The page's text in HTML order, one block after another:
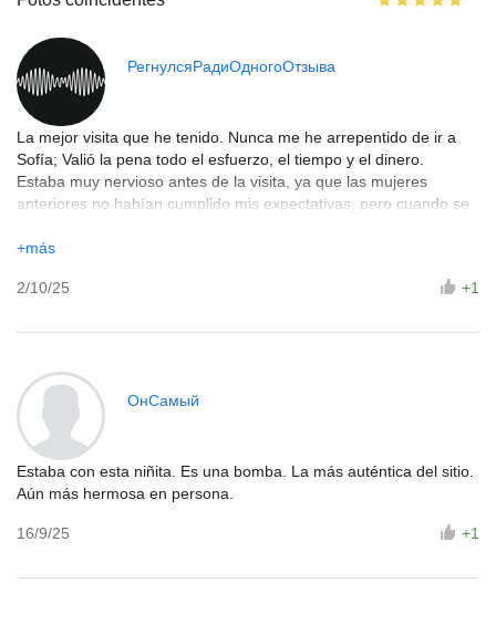
РегнулсяРадиОдногоОтзыва
La mejor visita que he tenido. Nunca me he arrepentido de ir a
Sofía; Valió la pena todo el esfuerzo, el tiempo y el dinero.
Estaba muy nervioso antes de la visita, ya que las mujeres
anteriores no habían cumplido mis expectativas, pero cuando se
instante.
también muy complaciente; más que cualquier otra persona en
Me fui hace unas horas y todavía tengo la polla dura. Parece que
+más
+1
2/10/25
ОнСамый
Estaba con esta niñita. Es una bomba. La más auténtica del sitio.
Aún más hermosa en persona.
+1
16/9/25